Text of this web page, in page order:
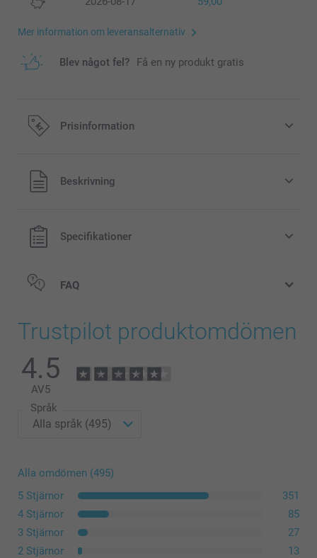
Mer information om leveransalternativ
Blev något fel? Få en ny produkt gratis
Prisinformation
Alla priser är i svenska kronor (SEK), inklusive moms och
exklusive porto.
Beskrivning
Specifikationer
FAQ
Trustpilot produktomdömen
4.5
AV5
Språk
Alla omdömen (495)
5 Stjärnor
351
4 Stjärnor
85
3 Stjärnor
27
2 Stjärnor
13